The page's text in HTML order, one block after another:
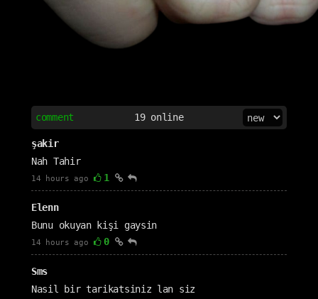
comment 19online
şakir
Nah Tahir
14 hours ago 1
Elenn
Bunu okuyan kişi gaysin
14 hours ago 0
Sms
Nasil bir tarikatsiniz lan siz